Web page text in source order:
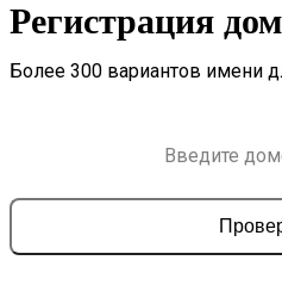
Регистрация
Более 300 вариантов имени